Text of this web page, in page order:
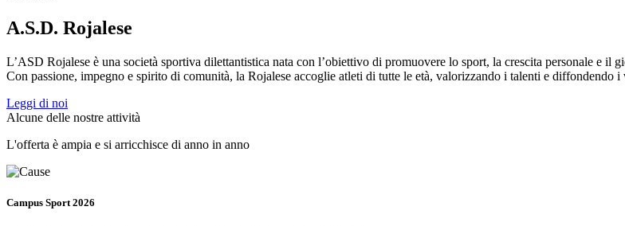
A.S.D. Rojalese
L’ASD Rojalese è una società sportiva dilettantistica nata con l’obiettivo di promuovere lo sport, la crescita personale e il
Con passione, impegno e spirito di comunità, la Rojalese accoglie atleti di tutte le età, valorizzando i talenti e diffondendo
Leggi di noi
Alcune delle nostre attività
L'offerta è ampia e si arricchisce di anno in anno
Campus Sport 2026